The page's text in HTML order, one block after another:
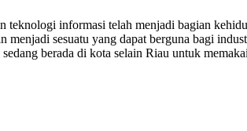
teknologi informasi telah menjadi bagian
sesuatu yang dapat berguna bagi
berada di kota selain Riau untuk